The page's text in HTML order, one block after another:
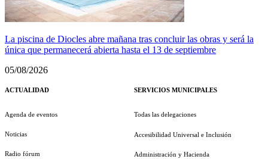
La piscina de Diocles abre mañana tras concluir las obras y será la
única que permanecerá abierta hasta el 13 de septiembre
05/08/2026
ACTUALIDAD
Agenda de eventos
Noticias
Radio fórum
SERVICIOS MUNICIPALES
Todas las delegaciones
Accesibilidad Universal e Inclusión
Administración y Hacienda